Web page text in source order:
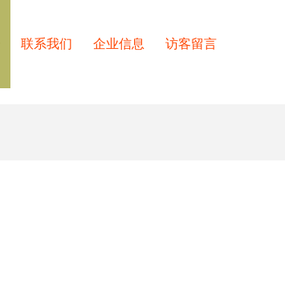
联系我们 企业信息 访客留言